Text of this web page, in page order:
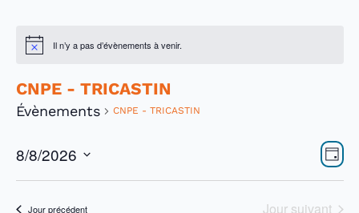
Il n’y a pas d’évènements à venir.
CNPE - TRICASTIN
Évènements CNPE - TRICASTIN
par
de
Jour
8/8/2026
une
Jour précédent Jour suivant